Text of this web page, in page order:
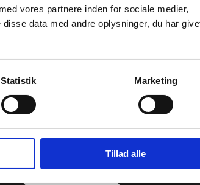
vores partnere inden for sociale medier,
data med andre oplysninger, du har
Statistik Marketing
Tillad alle